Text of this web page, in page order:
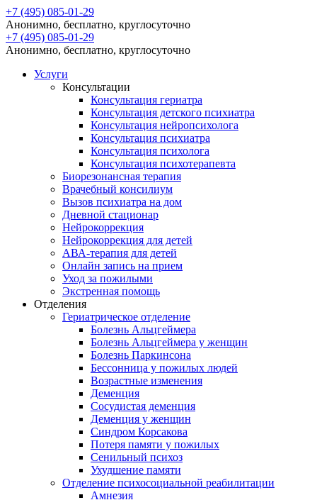
+7 (495) 085-01-29
Анонимно, бесплатно, круглосуточно
+7 (495) 085-01-29
Анонимно, бесплатно, круглосуточно
Услуги
Консультации
Консультация гериатра
Консультация детского психиатра
Консультация нейропсихолога
Консультация психиатра
Консультация психолога
Консультация психотерапевта
Биорезонансная терапия
Врачебный консилиум
Вызов психиатра на дом
Дневной стационар
Нейрокоррекция
Нейрокоррекция для детей
АВА-терапия для детей
Онлайн запись на прием
Уход за пожилыми
Экстренная помощь
Отделения
Гериатрическое отделение
Болезнь Альцгеймера
Болезнь Альцгеймера у женщин
Болезнь Паркинсона
Бессонница у пожилых людей
Возрастные изменения
Деменция
Сосудистая деменция
Деменция у женщин
Синдром Корсакова
Потеря памяти у пожилых
Сенильный психоз
Ухудшение памяти
Отделение психосоциальной реабилитации
Амнезия